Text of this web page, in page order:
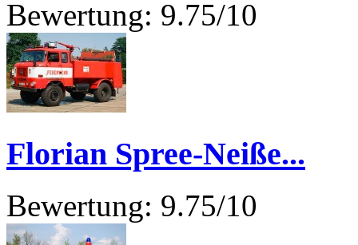
Bewertung: 9.75/10
Florian Spree-Neiße...
Bewertung: 9.75/10